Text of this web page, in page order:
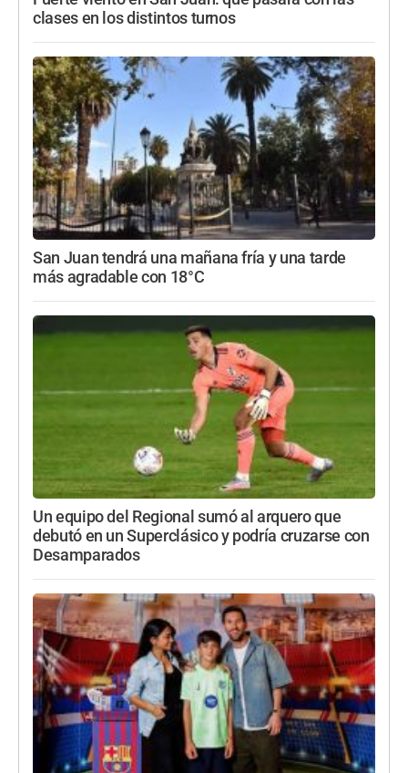
clases en los distintos turnos
San Juan tendrá una mañana fría y una tarde
más agradable con 18°C
Un equipo del Regional sumó al arquero que
debutó en un Superclásico y podría cruzarse con
Desamparados